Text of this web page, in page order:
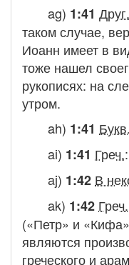
ag) 1:41
таком случае,
Иоанн имеет в
тоже нашел
рукописях: на
утром.
ah) 1:41 Букв.
ai) 1:41 Греч.:
aj) 1:42 В
ak) 1:42 Греч.
(«Петр» и
являются
греческого и